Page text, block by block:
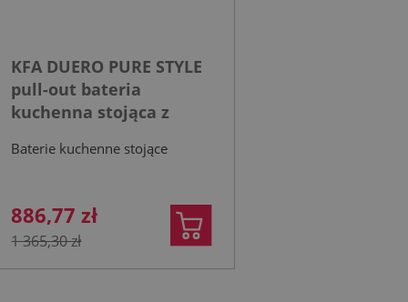
KFA DUERO PURE STYLE
pull-out bateria
kuchenna stojąca z
metal grey
Baterie kuchenne stojące
886,77 zł
1 365,30 zł